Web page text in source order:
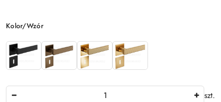
Wariant
Kolor/Wzór
szt.